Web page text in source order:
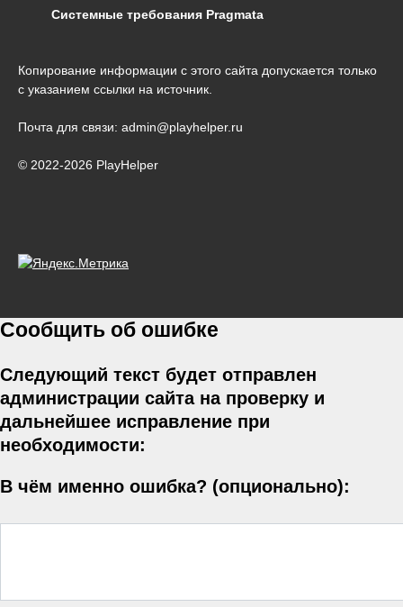
Системные требования Pragmata
Копирование информации с этого сайта допускается только
с указанием ссылки на источник.
Почта для связи: admin@playhelper.ru
© 2022-2026 PlayHelper
Сообщить об ошибке
Следующий текст будет отправлен
администрации сайта на проверку и
дальнейшее исправление при
необходимости:
В чём именно ошибка? (опционально):